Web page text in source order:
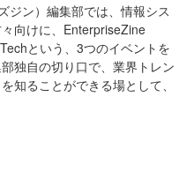
ジン）編集部では、情報シス
向けに、EnterpriseZine
という、3つのイベントを
独自の切り口で、業界トレン
知ることができる場として、